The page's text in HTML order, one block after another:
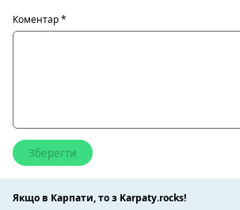
Коментар*
Якщо в Карпати, то з Karpaty.rocks!